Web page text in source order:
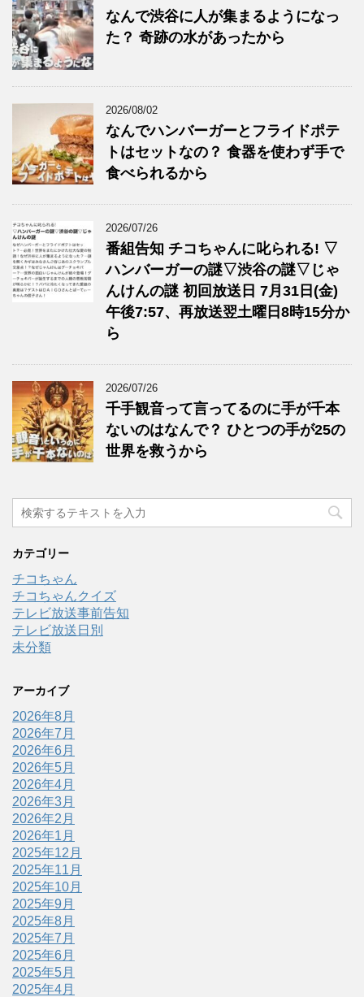
なんで渋谷に人が集まるようになっ
た？ 奇跡の水があったから
2026/08/02
なんでハンバーガーとフライドポテ
トはセットなの？ 食器を使わず手で
食べられるから
2026/07/26
番組告知 チコちゃんに叱られる! ▽
ハンバーガーの謎▽渋谷の謎▽じゃ
んけんの謎 初回放送日 7月31日(金)
午後7:57、再放送翌土曜日8時15分か
ら
2026/07/26
千手観音って言ってるのに手が千本
ないのはなんで？ ひとつの手が25の
世界を救うから
カテゴリー
チコちゃん
チコちゃんクイズ
テレビ放送事前告知
テレビ放送日別
未分類
アーカイブ
2026年8月
2026年7月
2026年6月
2026年5月
2026年4月
2026年3月
2026年2月
2026年1月
2025年12月
2025年11月
2025年10月
2025年9月
2025年8月
2025年7月
2025年6月
2025年5月
2025年4月